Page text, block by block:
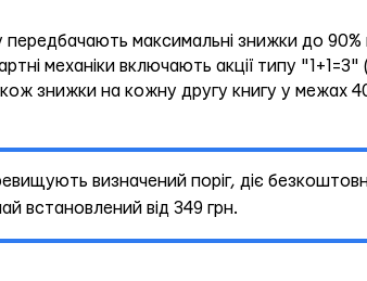
передбачають максимальні знижки до
механіки включають акції типу
знижки на кожну другу книгу у межах
визначений поріг, діє
встановлений від 349 грн.